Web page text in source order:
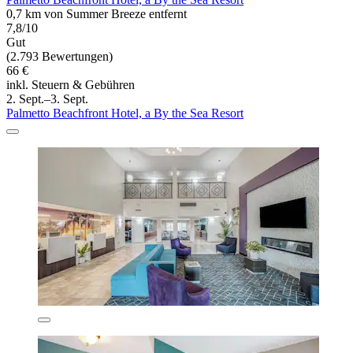
0,7 km von Summer Breeze entfernt
7,8/10
Gut
(2.793 Bewertungen)
66 €
inkl. Steuern & Gebühren
2. Sept.–3. Sept.
Palmetto Beachfront Hotel, a By the Sea Resort